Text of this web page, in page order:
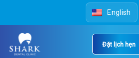
content
English
Đặt lịch hẹn